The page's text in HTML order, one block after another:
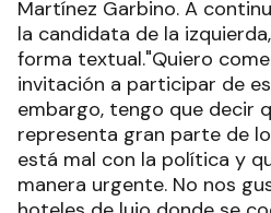
Martínez Garbino. A
la candidata de la
forma textual."Quiero
invitación a participar de
embargo, tengo que decir
representa gran parte de
está mal con la política y
manera urgente. No nos